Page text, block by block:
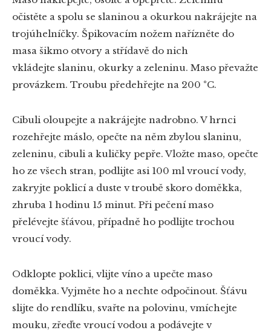
očistěte a spolu se slaninou a okurkou nakrájejte na
trojúhelníčky. Špikovacím nožem nařízněte do
masa šikmo otvory a střídavě do nich
vkládejte slaninu, okurky a zeleninu. Maso převažte
provázkem. Troubu předehřejte na 200 °C.
Cibuli oloupejte a nakrájejte nadrobno. V hrnci
rozehřejte máslo, opečte na něm zbylou slaninu,
zeleninu, cibuli a kuličky pepře. Vložte maso, opečte
ho ze všech stran, podlijte asi 100 ml vroucí vody,
zakryjte poklicí a duste v troubě skoro doměkka,
zhruba 1 hodinu 15 minut. Při pečení maso
přelévejte šťávou, případně ho podlijte trochou
vroucí vody.
Odklopte poklici, vlijte víno a upečte maso
doměkka. Vyjměte ho a nechte odpočinout. Šťávu
slijte do rendlíku, svařte na polovinu, vmíchejte
mouku, zřeďte vroucí vodou a podávejte v